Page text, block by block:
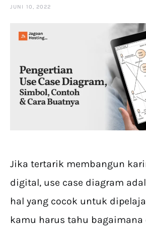
JUNI 10, 2022
Jika tertarik membangun
digital, use case diagram
hal yang cocok untuk
kamu harus tahu